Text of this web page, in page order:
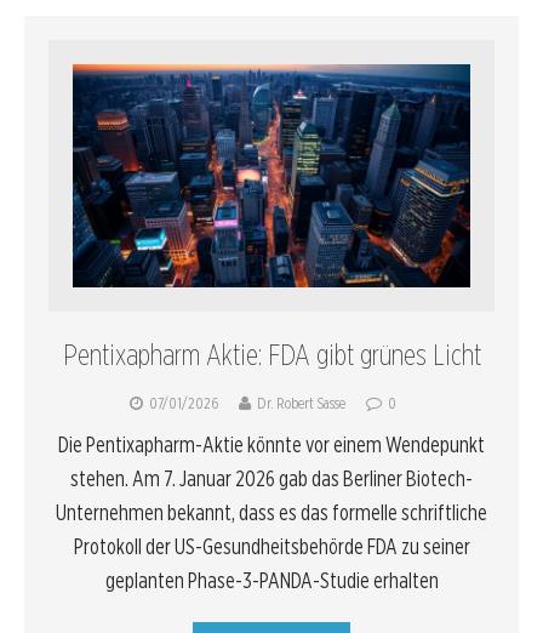
Pentixapharm Aktie: FDA gibt grünes Licht
07/01/2026 Dr. Robert Sasse 0
Die Pentixapharm-Aktie könnte vor einem Wendepunkt
stehen. Am 7. Januar 2026 gab das Berliner Biotech-
Unternehmen bekannt, dass es das formelle schriftliche
Protokoll der US-Gesundheitsbehörde FDA zu seiner
geplanten Phase-3-PANDA-Studie erhalten